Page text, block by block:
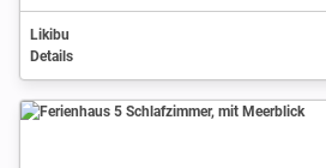
Likibu
Details